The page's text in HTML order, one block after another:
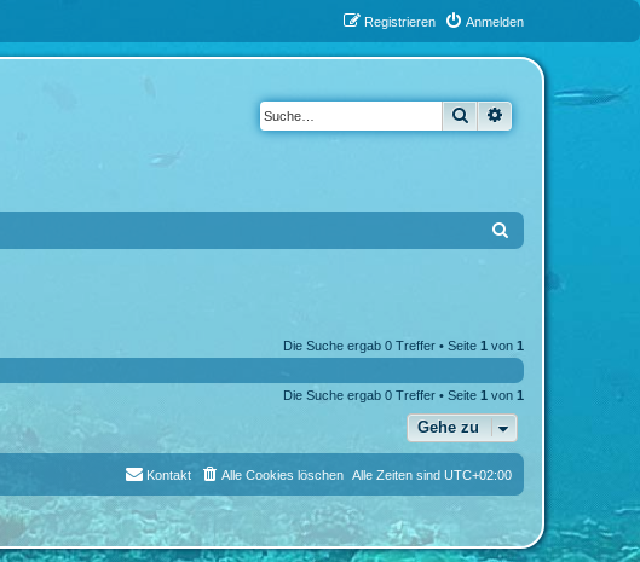
Anmelden
Registrieren
Suche
e
Die Suche ergab 0 Treffer • Seite 1 von 1
Die Suche ergab 0 Treffer • Seite 1 von 1
Gehe zu
Alle Zeiten sind UTC+02:00
Alle Cookies löschen
Kontakt